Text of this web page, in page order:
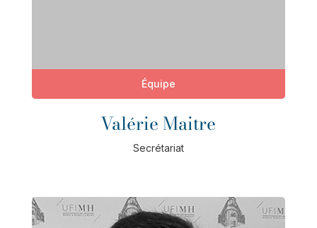
Équipe
Valérie Maitre
Secrétariat